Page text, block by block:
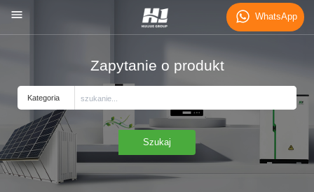
WhatsApp
Zapytanie o produkt
Kategoria
Szukaj